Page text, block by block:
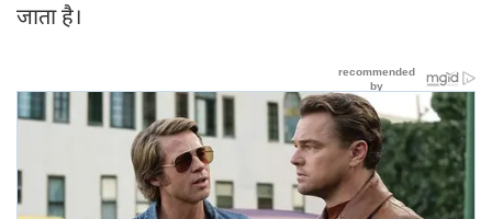
जाता है।